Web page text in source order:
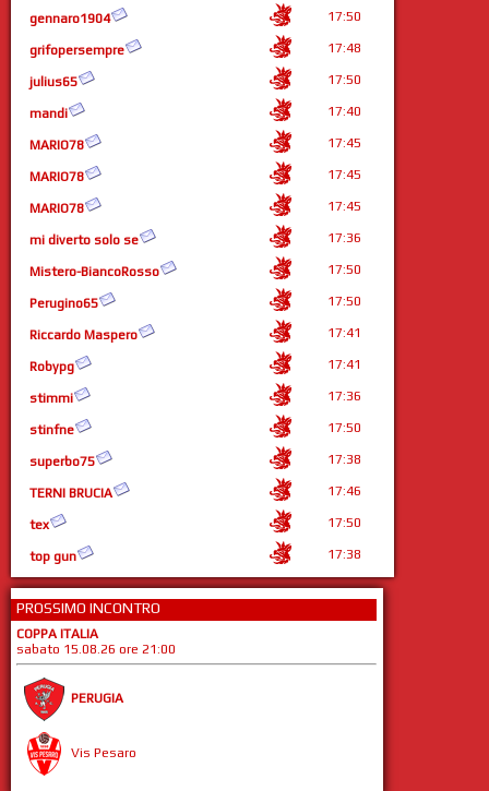
gennaro1904 17:50
grifopersempre 17:48
julius65 17:50
mandi 17:40
MARIO78 17:45
MARIO78 17:45
MARIO78 17:45
mi diverto solo se 17:36
Mistero-BiancoRosso 17:50
Perugino65 17:50
Riccardo Maspero 17:41
Robypg 17:41
stimmi 17:36
stinfne 17:50
superbo75 17:38
TERNI BRUCIA 17:46
tex 17:50
top gun 17:38
PROSSIMO INCONTRO
COPPA ITALIA
sabato 15.08.26 ore 21:00
PERUGIA
Vis Pesaro